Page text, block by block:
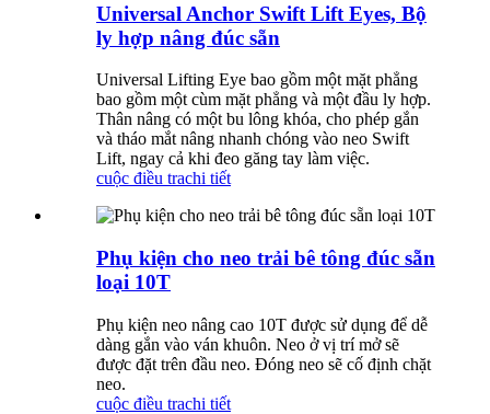
Universal Anchor Swift Lift Eyes, Bộ
ly hợp nâng đúc sẵn
Universal Lifting Eye bao gồm một mặt phẳng
bao gồm một cùm mặt phẳng và một đầu ly hợp.
Thân nâng có một bu lông khóa, cho phép gắn
và tháo mắt nâng nhanh chóng vào neo Swift
Lift, ngay cả khi đeo găng tay làm việc.
cuộc điều trachi tiết
Phụ kiện cho neo trải bê tông đúc sẵn
loại 10T
Phụ kiện neo nâng cao 10T được sử dụng để dễ
dàng gắn vào ván khuôn. Neo ở vị trí mở sẽ
được đặt trên đầu neo. Đóng neo sẽ cố định chặt
neo.
cuộc điều trachi tiết